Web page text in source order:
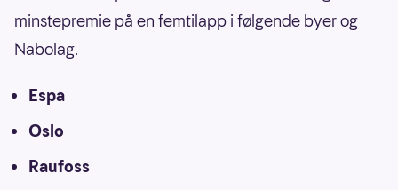
minstepremie på en femtilapp i følgende byer og
Nabolag.
Espa
Oslo
Raufoss